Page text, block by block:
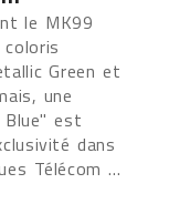
le MK99
Green et
une
est
dans
Télécom ...